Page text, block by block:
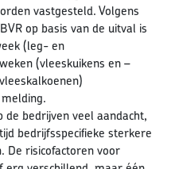
vastgesteld. Volgens
op basis van de uitval is
(leg- en
(vleeskuikens en –
de bedrijven veel aandacht,
bedrijfsspecifieke sterkere
De risicofactoren voor